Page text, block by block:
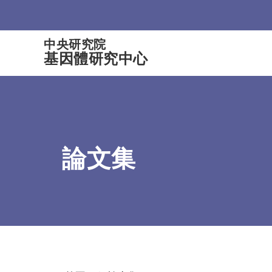
中央研究院
基因體研究中心
論文集